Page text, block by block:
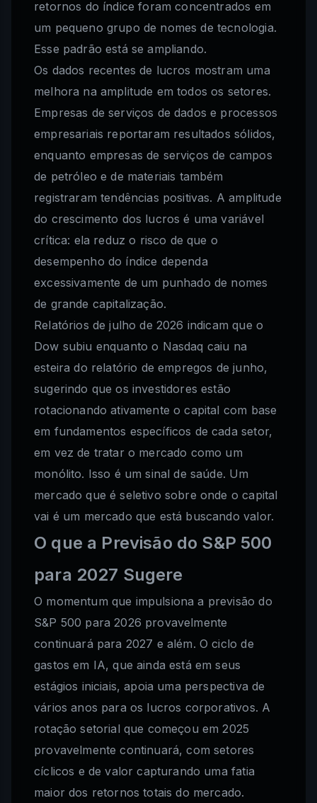
retornos do índice foram concentrados em
um pequeno grupo de nomes de tecnologia.
Esse padrão está se ampliando.
Os dados recentes de lucros mostram uma
melhora na amplitude em todos os setores.
Empresas de serviços de dados e processos
empresariais reportaram resultados sólidos,
enquanto empresas de serviços de campos
de petróleo e de materiais também
registraram tendências positivas. A amplitude
do crescimento dos lucros é uma variável
crítica: ela reduz o risco de que o
desempenho do índice dependa
excessivamente de um punhado de nomes
de grande capitalização.
Relatórios de julho de 2026 indicam que o
Dow subiu enquanto o Nasdaq caiu na
esteira do relatório de empregos de junho,
sugerindo que os investidores estão
rotacionando ativamente o capital com base
em fundamentos específicos de cada setor,
em vez de tratar o mercado como um
monólito. Isso é um sinal de saúde. Um
mercado que é seletivo sobre onde o capital
vai é um mercado que está buscando valor.
O que a Previsão do S&P 500
para 2027 Sugere
O momentum que impulsiona a previsão do
S&P 500 para 2026 provavelmente
continuará para 2027 e além. O ciclo de
gastos em IA, que ainda está em seus
estágios iniciais, apoia uma perspectiva de
vários anos para os lucros corporativos. A
rotação setorial que começou em 2025
provavelmente continuará, com setores
cíclicos e de valor capturando uma fatia
maior dos retornos totais do mercado.